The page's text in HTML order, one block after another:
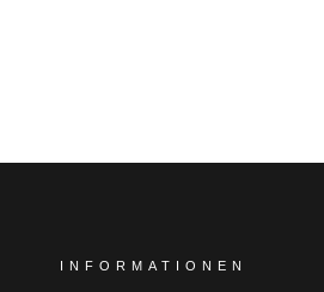
INFORMATIONEN